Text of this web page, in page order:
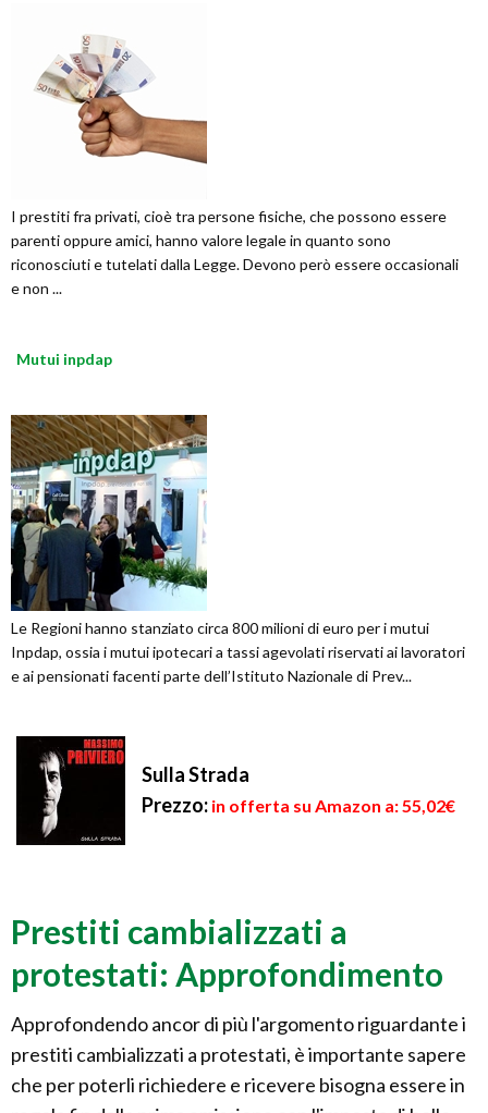
I prestiti fra privati, cioè tra persone fisiche, che possono essere
parenti oppure amici, hanno valore legale in quanto sono
riconosciuti e tutelati dalla Legge. Devono però essere occasionali
e non ...
Mutui inpdap
Le Regioni hanno stanziato circa 800 milioni di euro per i mutui
Inpdap, ossia i mutui ipotecari a tassi agevolati riservati ai lavoratori
e ai pensionati facenti parte dell’Istituto Nazionale di Prev...
Sulla Strada
Prezzo: in offerta su Amazon a: 55,02€
Prestiti cambializzati a
protestati: Approfondimento
Approfondendo ancor di più l'argomento riguardante i
prestiti cambializzati a protestati, è importante sapere
che per poterli richiedere e ricevere bisogna essere in